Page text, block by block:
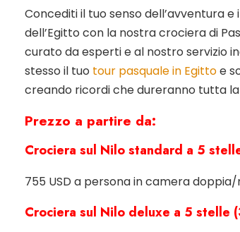
Concediti il tuo senso dell’avventura
dell’Egitto con la nostra crociera di
curato da esperti e al nostro servizio
stesso il tuo tour pasquale in Egittoe
creando ricordi che dureranno tutta
Prezzo a partire da:
Crociera sul Nilo standard a 5
755 USD a persona in camera
Crociera sul Nilo deluxe a 5 stelle